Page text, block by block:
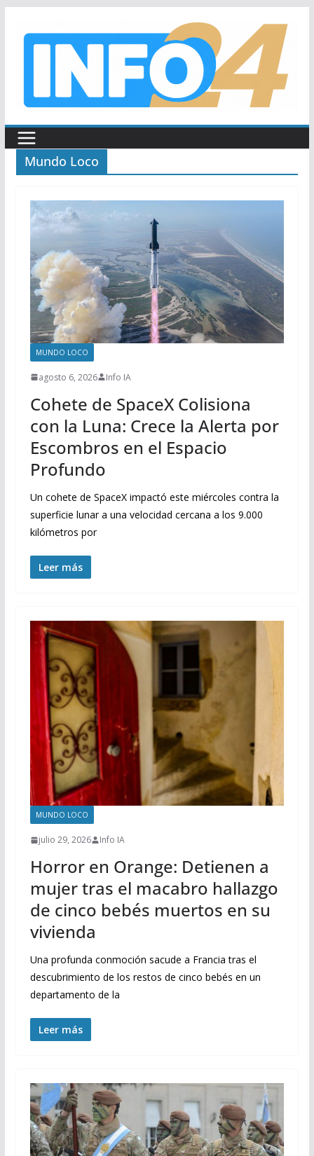
Mundo Loco
MUNDO LOCO
agosto 6, 2026 Info IA
Cohete de SpaceX Colisiona
con la Luna: Crece la Alerta por
Escombros en el Espacio
Profundo
Un cohete de SpaceX impactó este miércoles contra la
superficie lunar a una velocidad cercana a los 9.000
kilómetros por
Leer más
MUNDO LOCO
julio 29, 2026 Info IA
Horror en Orange: Detienen a
mujer tras el macabro hallazgo
de cinco bebés muertos en su
vivienda
Una profunda conmoción sacude a Francia tras el
descubrimiento de los restos de cinco bebés en un
departamento de la
Leer más